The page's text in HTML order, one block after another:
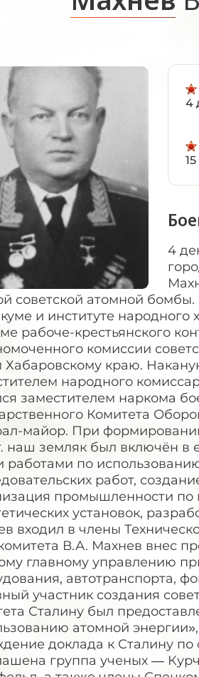
4
4
советской атомной
и институте народного
рабоче-крестьянского
комиссии
Хабаровскому краю.
народного
заместителем наркома
Комитета
майор. При
наш земляк был включён в
работами по
работ,
промышленности по
установок,
входил в члены
В.А. Махнев внес
главному управлению
автотранспорта,
участник создания
Сталину был
атомной
доклада к Сталину
группа ученых —